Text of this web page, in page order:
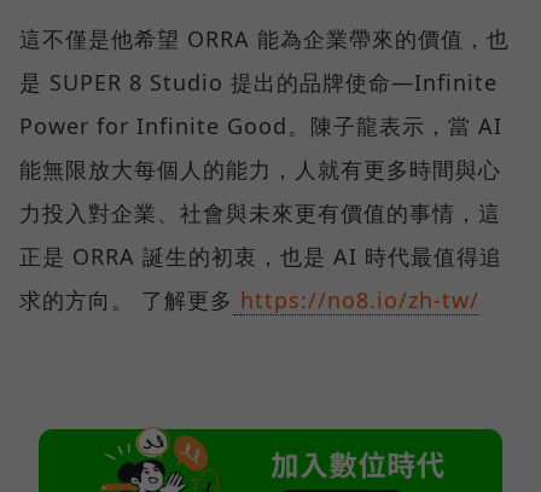
這不僅是他希望 ORRA 能為企業帶來的價值，也
是 SUPER 8 Studio 提出的品牌使命—Infinite
Power for Infinite Good。陳子龍表示，當 AI
能無限放大每個人的能力，人就有更多時間與心
力投入對企業、社會與未來更有價值的事情，這
正是 ORRA 誕生的初衷，也是 AI 時代最值得追
求的方向。 了解更多 https://no8.io/zh-tw/